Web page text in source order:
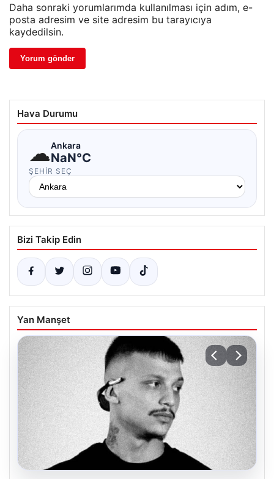
Daha sonraki yorumlarımda kullanılması için adım, e-
posta adresim ve site adresim bu tarayıcıya
kaydedilsin.
Hava Durumu
☁Ankara
NaN°C
ŞEHIR SEÇ
Bizi Takip Edin
Yan Manşet